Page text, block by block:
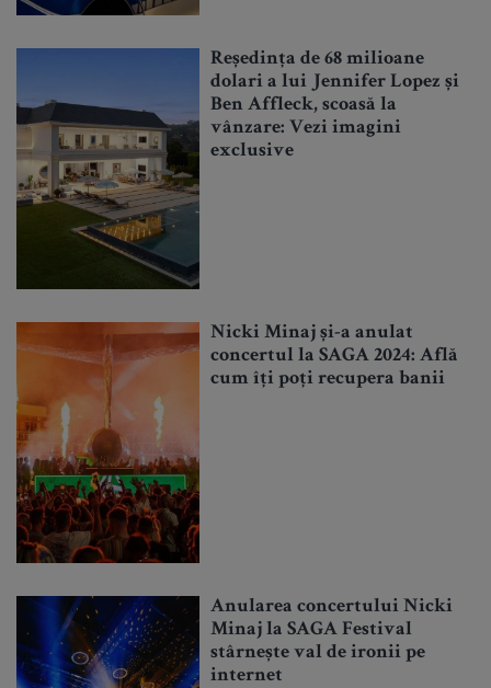
Reședința de 68 milioane
dolari a lui Jennifer Lopez și
Ben Affleck, scoasă la
vânzare: Vezi imagini
exclusive
Nicki Minaj și-a anulat
concertul la SAGA 2024: Află
cum îți poți recupera banii
Anularea concertului Nicki
Minaj la SAGA Festival
stârnește val de ironii pe
internet